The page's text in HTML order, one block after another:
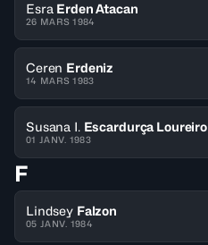
Esra Erden Atacan
26 MARS 1984
Ceren Erdeniz
14 MARS 1983
Susana I. Escardurça Loureiro
01 JANV. 1983
F
Lindsey Falzon
05 JANV. 1984